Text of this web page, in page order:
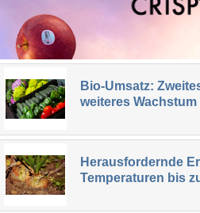
Bio-Umsatz:
weiteres Wachstum
Herausfordernde
Temperaturen bis